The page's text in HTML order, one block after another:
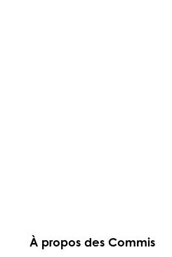
À propos des Commis